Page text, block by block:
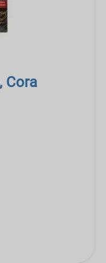
Cora